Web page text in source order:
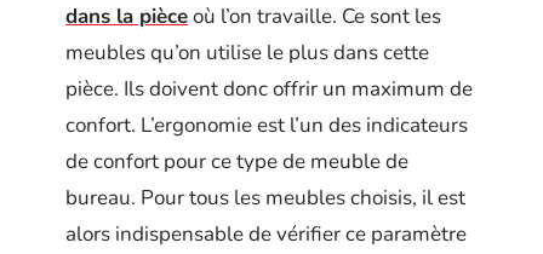
dans la pièceoù l’on travaille. Ce sont les
meubles qu’on utilise le plus dans cette
pièce. Ils doivent donc offrir un maximum de
confort. L’ergonomie est l’un des indicateurs
de confort pour ce type de meuble de
bureau. Pour tous les meubles choisis, il est
alors indispensable de vérifier ce paramètre